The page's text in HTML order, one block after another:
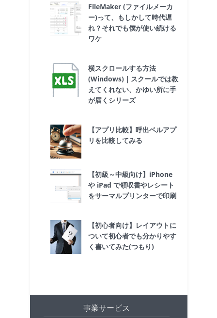
FileMaker (ファイルメーカ
ー)って、もしかして時代遅
れ？それでも僕が使い続ける
ワケ
横スクロールする方法
(Windows)｜スクールでは教
えてくれない、かゆい所に手
が届くシリーズ
【アプリ比較】呼出ベルアプ
リを比較してみる
【初級～中級向け】iPhone
や iPad で領収書やレシート
をサーマルプリンターで印刷
【初心者向け】レイアウトに
ついて初心者でも分かりやす
く書いてみた(つもり)
事業サービス